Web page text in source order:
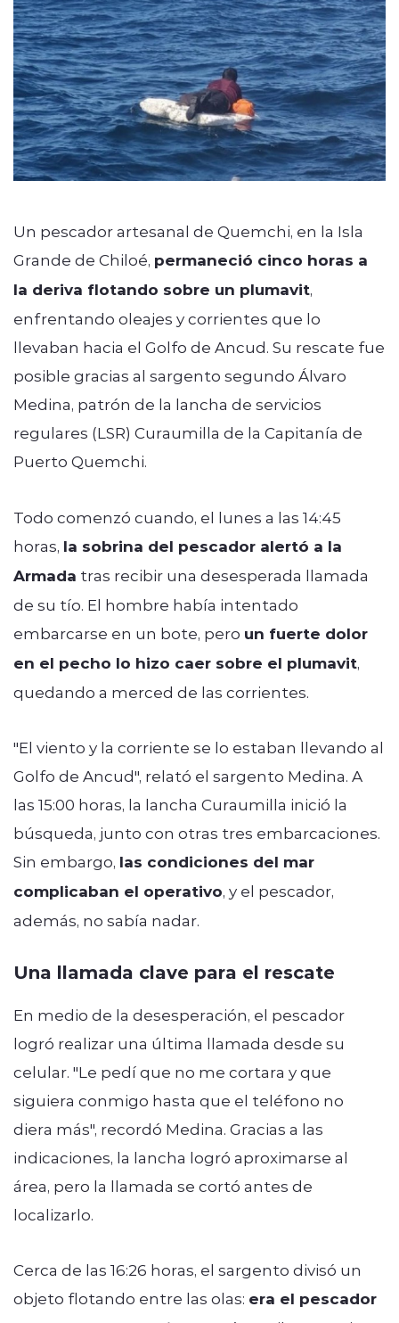
Un pescador artesanal de Quemchi, en la Isla
Grande de Chiloé, permaneció cinco horas a
la deriva flotando sobre un plumavit,
enfrentando oleajes y corrientes que lo
llevaban hacia el Golfo de Ancud. Su rescate fue
posible gracias al sargento segundo Álvaro
Medina, patrón de la lancha de servicios
regulares (LSR) Curaumilla de la Capitanía de
Puerto Quemchi.
Todo comenzó cuando, el lunes a las 14:45
horas, la sobrina del pescador alertó a la
Armada tras recibir una desesperada llamada
de su tío. El hombre había intentado
embarcarse en un bote, pero un fuerte dolor
en el pecho lo hizo caer sobre el plumavit,
quedando a merced de las corrientes.
"El viento y la corriente se lo estaban llevando al
Golfo de Ancud", relató el sargento Medina. A
las 15:00 horas, la lancha Curaumilla inició la
búsqueda, junto con otras tres embarcaciones.
Sin embargo, las condiciones del mar
complicaban el operativo, y el pescador,
además, no sabía nadar.
Una llamada clave para el rescate
En medio de la desesperación, el pescador
logró realizar una última llamada desde su
celular. "Le pedí que no me cortara y que
siguiera conmigo hasta que el teléfono no
diera más", recordó Medina. Gracias a las
indicaciones, la lancha logró aproximarse al
área, pero la llamada se cortó antes de
localizarlo.
Cerca de las 16:26 horas, el sargento divisó un
objeto flotando entre las olas: era el pescador